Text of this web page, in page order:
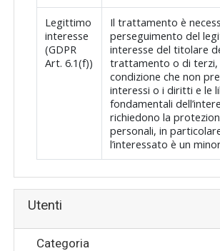
Legittimo
interesse
(GDPR
Art. 6.1(f))
Il trattamento è
perseguimento del
interesse del titolare
trattamento o di terzi,
condizione che non
interessi o i diritti e le
fondamentali
richiedono la
personali, in
l’interessato è un
Utenti
Categoria